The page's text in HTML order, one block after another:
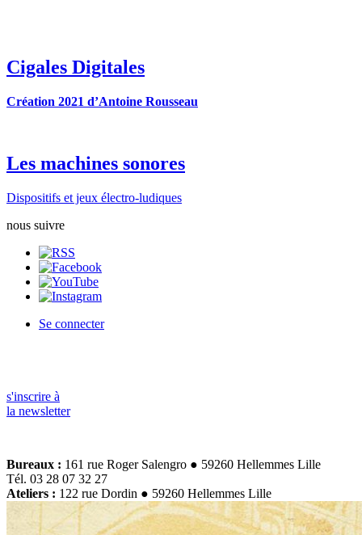
Cigales Digitales
Création 2021 d’Antoine Rousseau
Les machines sonores
Dispositifs et jeux électro-ludiques
nous suivre
Se connecter
s'inscrire à
la newsletter
Bureaux : 161 rue Roger Salengro ● 59260 Hellemmes Lille
Tél. 03 28 07 32 27
Ateliers : 122 rue Dordin ● 59260 Hellemmes Lille